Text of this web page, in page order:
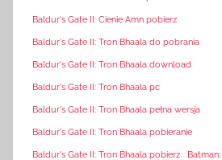
Baldur's Gate II: Cienie Amn pobierz
Baldur's Gate II: Tron Bhaala do pobrania
Baldur's Gate II: Tron Bhaala download
Baldur's Gate II: Tron Bhaala pc
Baldur's Gate II: Tron Bhaala pełna wersja
Baldur's Gate II: Tron Bhaala pobieranie
Baldur's Gate II: Tron Bhaala pobierz